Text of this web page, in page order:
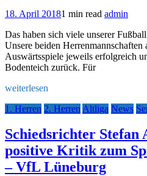
18. April 20181 min read admin
Das haben sich viele unserer
Unsere beiden Herrenmannschaften
Auswärtsspiele jeweils erfolgreich
Bodenteich zurück. Für
weiterlesen
1. Herren 2. Herren Altliga News
Schiedsrichter Stefan
positive Kritik zum
– VfL Lüneburg